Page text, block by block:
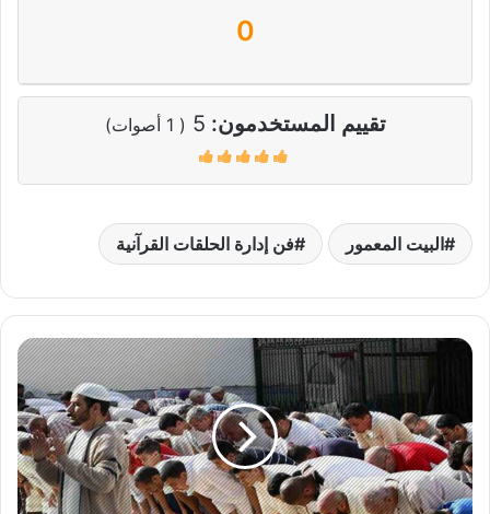
0
تقييم المستخدمون: 5
(
1 أصوات)
البيت المعمور فن إدارة الحلقات القرآنية
من
صلاة
الجمعة